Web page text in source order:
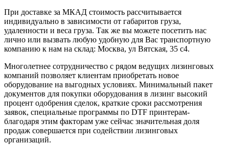
При доставке за МКАД стоимость рассчитывается
индивидуально в зависимости от габаритов груза,
удаленности и веса груза. Так же вы можете посетить нас
лично или вызвать любую удобную для Вас транспортную
компанию к нам на склад: Москва, ул Вятская, 35 c4.
Многолетнее сотрудничество с рядом ведущих лизинговых
компаний позволяет клиентам приобретать новое
оборудование на выгодных условиях. Минимальный пакет
документов для покупки оборудования в лизинг высокий
процент одобрения сделок, краткие сроки рассмотрения
заявок, специальные программы по DTF принтерам-
благодаря этим факторам уже сейчас значительная доля
продаж совершается при содействии лизинговых
организаций.